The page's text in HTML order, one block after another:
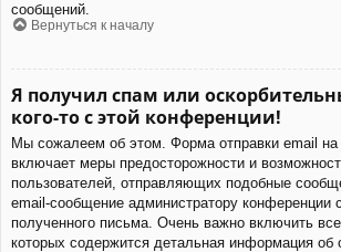
сообщений.
Вернуться к началу
Я получил спам или
кого-то с этой конференции!
Мы сожалеем об этом. Форма отправки email
включает меры предосторожности и
пользователей, отправляющих подобные
email-сообщение администратору конференции
полученного письма. Очень важно включить
которых содержится детальная информация об